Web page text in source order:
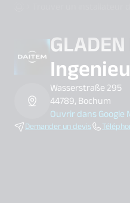
Wasserstraße 295
44789, Bochum
Ouvrir dans Google
Demander un devis